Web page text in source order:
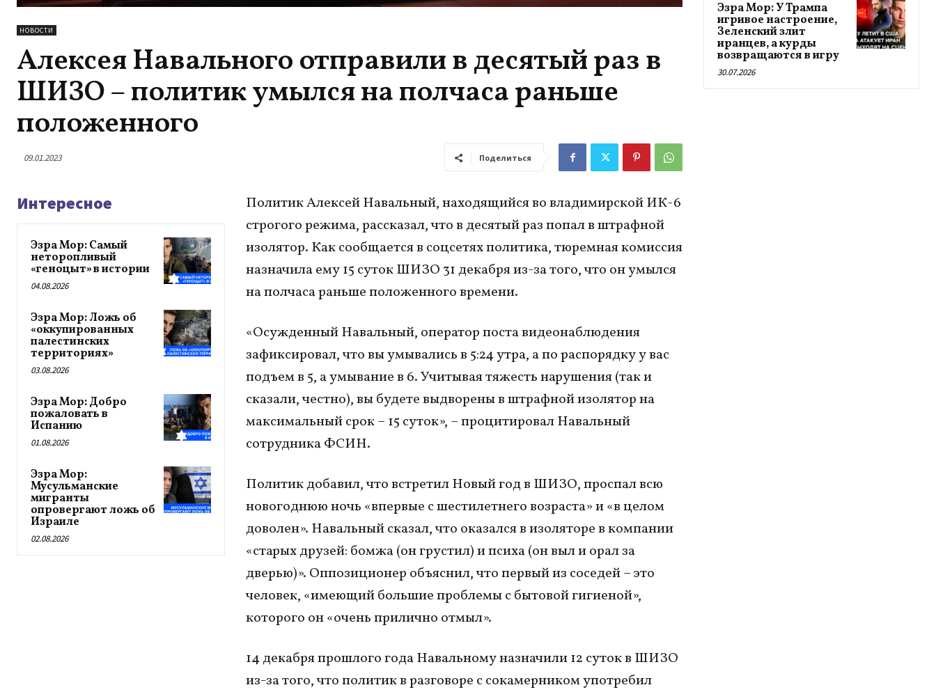
НОВОСТИ
Алексея Навального отправили в десятый раз в
ШИЗО – политик умылся на полчаса раньше
положенного
09.01.2023 Поделиться
Интересное
Эзра Мор: Самый
неторопливый
«геноцыт» в истории
04.08.2026
Эзра Мор: Ложь об
«оккупированных
палестинских
территориях»
03.08.2026
Эзра Мор: Добро
пожаловать в
Испанию
01.08.2026
Эзра Мор:
Мусульманские
мигранты
опровергают ложь об
Израиле
02.08.2026
Политик Алексей Навальный, находящийся во владимирской ИК-6
строгого режима, рассказал, что в десятый раз попал в штрафной
изолятор. Как сообщается в соцсетях политика, тюремная комиссия
назначила ему 15 суток ШИЗО 31 декабря из-за того, что он умылся
на полчаса раньше положенного времени.
«Осужденный Навальный, оператор поста видеонаблюдения
зафиксировал, что вы умывались в 5:24 утра, а по распорядку у вас
подъем в 5, а умывание в 6. Учитывая тяжесть нарушения (так и
сказали, честно), вы будете выдворены в штрафной изолятор на
максимальный срок – 15 суток», – процитировал Навальный
сотрудника ФСИН.
Политик добавил, что встретил Новый год в ШИЗО, проспал всю
новогоднюю ночь «впервые с шестилетнего возраста» и «в целом
доволен». Навальный сказал, что оказался в изоляторе в компании
«старых друзей: бомжа (он грустил) и психа (он выл и орал за
дверью)». Оппозиционер объяснил, что первый из соседей – это
человек, «имеющий большие проблемы с бытовой гигиеной»,
которого он «очень прилично отмыл».
14 декабря прошлого года Навальному назначили 12 суток в ШИЗО
из-за того, что политик в разговоре с сокамерником употребил
Эзра Мор: У Трампа
игривое настроение,
Зеленский злит
иранцев, а курды
возвращаются в игру
30.07.2026